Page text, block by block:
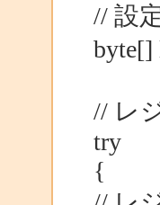
// 設
byte[]
// レ
try
{